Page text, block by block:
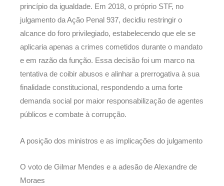
princípio da igualdade. Em 2018, o próprio STF, no
julgamento da Ação Penal 937, decidiu restringir o
alcance do foro privilegiado, estabelecendo que ele se
aplicaria apenas a crimes cometidos durante o mandato
e em razão da função. Essa decisão foi um marco na
tentativa de coibir abusos e alinhar a prerrogativa à sua
finalidade constitucional, respondendo a uma forte
demanda social por maior responsabilização de agentes
públicos e combate à corrupção.
A posição dos ministros e as implicações do julgamento
O voto de Gilmar Mendes e a adesão de Alexandre de
Moraes